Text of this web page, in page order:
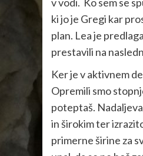
ki jo je Gregi kar
plan. Lea je
prestavili na
Ker je v aktivnem
Opremili smo
poteptaš.
in širokim ter
primerne širine za